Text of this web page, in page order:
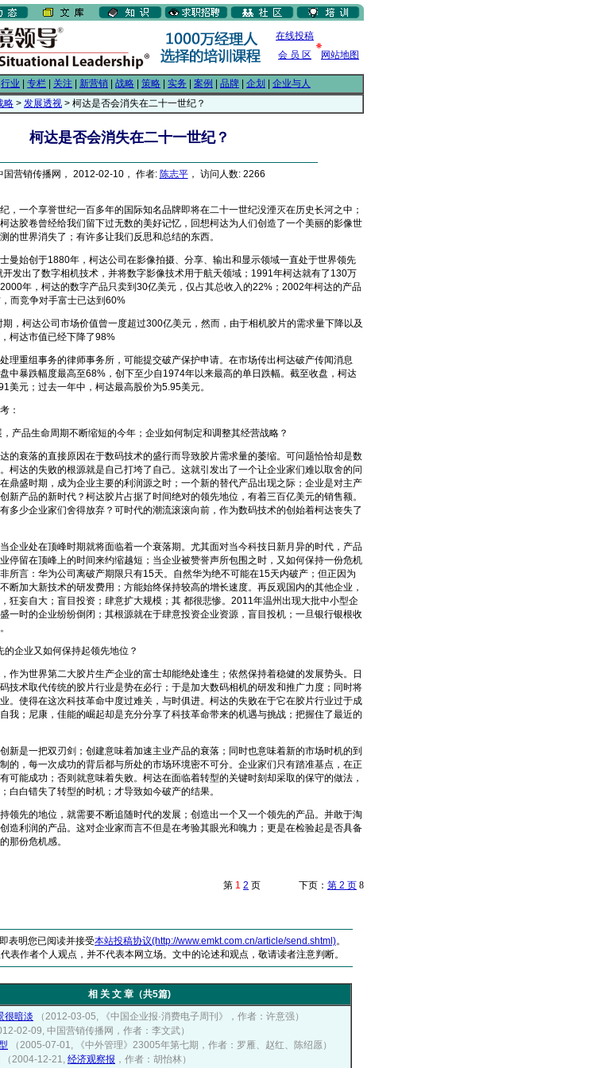
在线投稿
会 员 区
网站地图
行业 专栏 关注 新营销 战略 策略 实务 案例 品牌 企划
企业与人
略 > 发展透视 > 柯达是否会消失在二十一世纪？
柯达是否会消失在二十一世纪？
国营销传播网， 2012-02-10， 作者: 陈志平， 访问人数: 2266
一个享誉世纪一百多年的国际知名品牌即将在二十一世纪没湮灭在历史长河之中；
达胶卷曾经给我们留下过无数的美好记忆，回想柯达为人们创造了一个美丽的影像世
的世界消失了；有许多让我们反思和总结的东西。
始创于1880年，柯达公司在影像拍摄、分享、输出和显示领域一直处于世界领先
发出了数字相机技术，并将数字影像技术用于航天领域；1991年柯达就有了130万
年，柯达的数字产品只卖到30亿美元，仅占其总收入的22%；2002年柯达的产品
而竞争对手富士已达到60%
柯达公司市场价值曾一度超过300亿美元，然而，由于相机胶片的需求量下降以及
柯达市值已经下降了98%
重组事务的律师事务所，可能提交破产保护申请。在市场传出柯达破产传闻消息
中暴跌幅度最高至68%，创下至少自1974年以来最高的单日跌幅。截至收盘，柯达
美元；过去一年中，柯达最高股价为5.95美元。
：
品生命周期不断缩短的今年；企业如何制定和调整其经营战略？
衰落的直接原因在于数码技术的盛行而导致胶片需求量的萎缩。可问题恰恰却是数
柯达的失败的根源就是自己打垮了自己。这就引发出了一个让企业家们难以取舍的问
鼎盛时期，成为企业主要的利润源之时；一个新的替代产品出现之际；企业是对主产
新产品的新时代？柯达胶片占据了时间绝对的领先地位，有着三百亿美元的销售额。
多少企业家们舍得放弃？可时代的潮流滚滚向前，作为数码技术的创始着柯达丧失了
业处在顶峰时期就将面临着一个衰落期。尤其面对当今科技日新月异的时代，产品
停留在顶峰上的时间来约缩越短；当企业被赞誉声所包围之时，又如何保持一份危机
所言：华为公司离破产期限只有15天。自然华为绝不可能在15天内破产；但正因为
断加大新技术的研发费用；方能始终保持较高的增长速度。再反观国内的其他企业，
狂妄自大；盲目投资；肆意扩大规模；其 都很悲惨。2011年温州出现大批中小型企
一时的企业纷纷倒闭；其根源就在于肆意投资企业资源，盲目投机；一旦银行银根收
企业又如何保持起领先地位？
为世界第二大胶片生产企业的富士却能绝处逢生；依然保持着稳健的发展势头。日
技术取代传统的胶片行业是势在必行；于是加大数码相机的研发和推广力度；同时将
。使得在这次科技革命中度过难关，与时俱进。柯达的失败在于它在胶片行业过于成
我；尼康，佳能的崛起却是充分分享了科技革命带来的机遇与挑战；把握住了最近的
是一把双刃剑；创建意味着加速主业产品的衰落；同时也意味着新的市场时机的到
的，每一次成功的背后都与所处的市场环境密不可分。企业家们只有踏准基点，在正
可能成功；否则就意味着失败。柯达在面临着转型的关键时刻却采取的保守的做法，
白白错失了转型的时机；才导致如今破产的结果。
先的地位，就需要不断追随时代的发展；创造出一个又一个领先的产品。并敢于淘
造利润的产品。这对企业家而言不但是在考验其眼光和魄力；更是在检验起是否具备
那份危机感。
第 1 2 页 下页： 第 2 页 8
表明您已阅读并接受本站投稿协议(http://www.emkt.com.cn/article/send.shtml)。
表作者个人观点，并不代表本网立场。文中的论述和观点，敬请读者注意判断。
相 关 文 章（共5篇)
很暗淡
（2012-03-05, 《中国企业报·消费电子周刊》，作者：许意强）
02-09, 中国营销传播网，作者：李文武）
（2005-07-01, 《中外管理》23005年第七期，作者：罗雁、赵红、陈绍愿）
（2004-12-21, 经济观察报 ，作者：胡怡林）